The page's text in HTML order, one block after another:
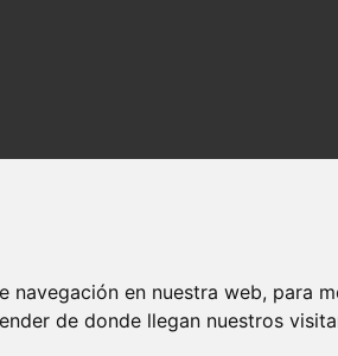
en nuestra web, para
de donde llegan nuestros